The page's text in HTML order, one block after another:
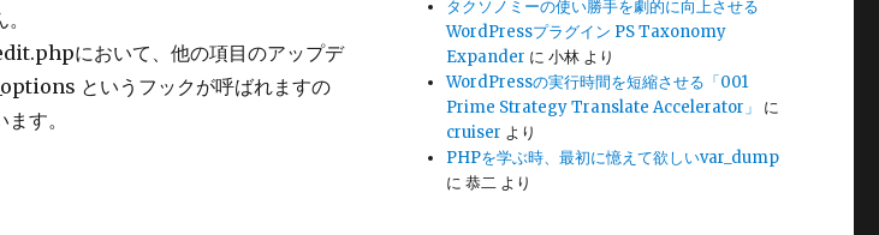
において、他の項目のアップデ
というフックが呼ばれますの
す。
タクソノミーの使い勝手を劇的に向上させる
WordPressプラグイン PS Taxonomy
Expander に小林 より
WordPressの実行時間を短縮させる「001
Prime Strategy Translate Accelerator」
に
cruiser より
PHPを学ぶ時、最初に憶えて欲しいvar_dump
に恭二 より